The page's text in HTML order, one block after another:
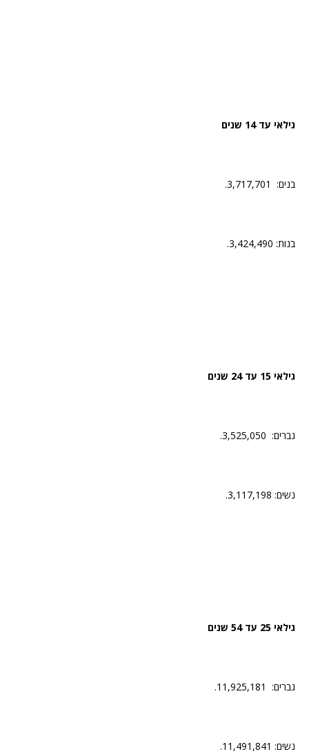
גילאי עד 14 שנים
בנים: 3,717,701.
בנות: 3,424,490.
גילאי 15 עד 24 שנים
גברים: 3,525,050.
נשים: 3,117,198.
גילאי 25 עד 54 שנים
גברים: 11,925,181.
נשים: 11,491,841.